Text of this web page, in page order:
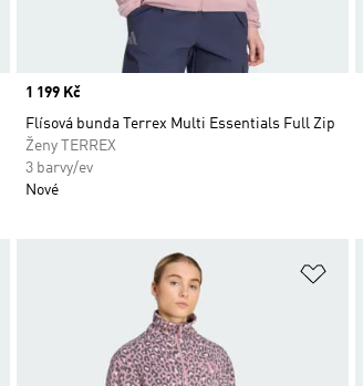
Price
1 199 Kč
Flísová bunda Terrex Multi Essentials Full Zip
Ženy TERREX
3 barvy/ev
Nové
Přidat do seznamu přání